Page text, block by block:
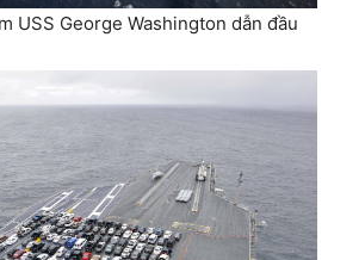
USS George Washington dẫn đầu